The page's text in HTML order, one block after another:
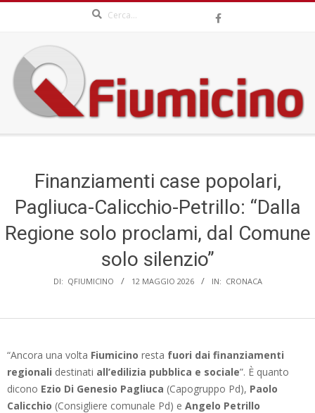
content
QFIUMICINO.COM
Finanziamenti case popolari,
Pagliuca-Calicchio-Petrillo: “Dalla
Regione solo proclami, dal Comune
solo silenzio”
DI: QFIUMICINO 12 MAGGIO 2026 IN: CRONACA
“Ancora una volta Fiumicino resta fuori dai finanziamenti
regionali destinati all’edilizia pubblica e sociale”. È quanto
dicono Ezio Di Genesio Pagliuca (Capogruppo Pd), Paolo
Calicchio (Consigliere comunale Pd) e Angelo Petrillo